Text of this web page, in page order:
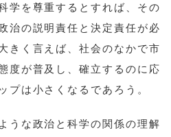
学を尊重するとすれば、その
治の説明責任と決定責任が必
きく言えば、社会のなかで市
度が普及し、確立するのに応
プは小さくなるであろう。
うな政治と科学の関係の理解